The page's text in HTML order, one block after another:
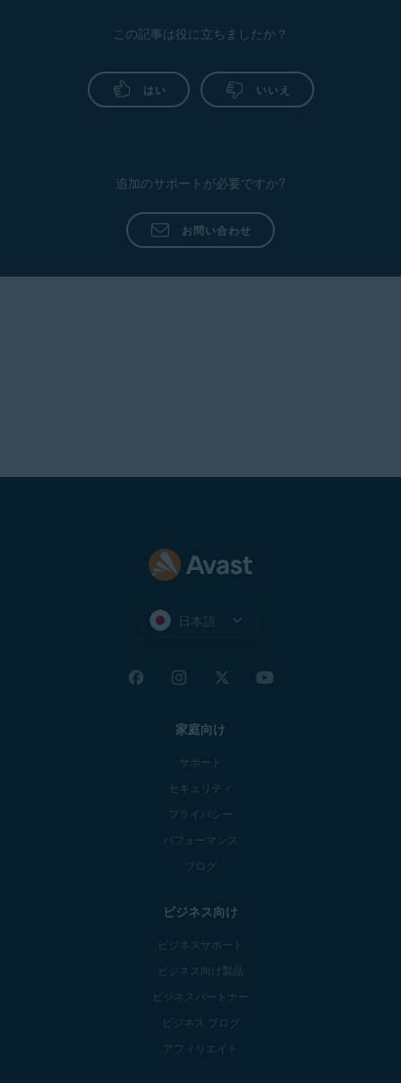
この記事は役に立ちましたか？
はい いいえ
追加のサポートが必要ですか?
お問い合わせ
日本語
家庭向け
サポート
セキュリティ
プライバシー
パフォーマンス
ブログ
ビジネス向け
ビジネスサポート
ビジネス向け製品
ビジネスパートナー
ビジネス ブログ
アフィリエイト